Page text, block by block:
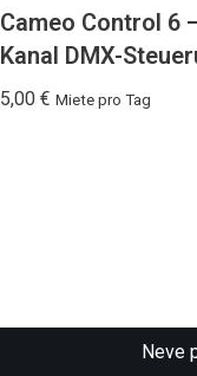
Cameo Control 6
Kanal DMX-
5,00 € Miete pro Tag
Neve